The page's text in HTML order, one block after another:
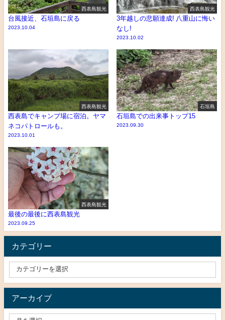
西表島観光
台風接近、石垣島に戻る
2023.10.04
西表島観光
3年越しの悲願達成! 八重山に悔い
なし!
2023.10.02
西表島観光
西表島でキャンプ場に宿泊。ヤマ
ネコパトロールも。
2023.10.01
石垣島
石垣島での出来事トップ15
2023.09.30
西表島観光
最後の最後に西表島観光
2023.09.25
カテゴリー
アーカイブ